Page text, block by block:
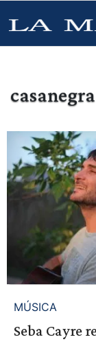
MÚSICA
Seba Cayre